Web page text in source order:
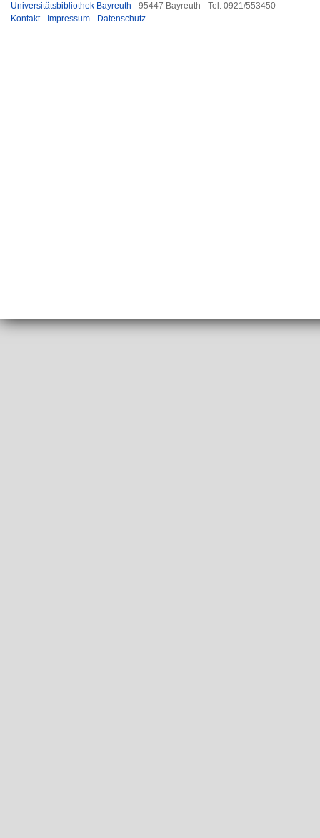
Universitätsbibliothek Bayreuth - 95447 Bayreuth - Tel. 0921/553450
Kontakt- Impressum - Datenschutz